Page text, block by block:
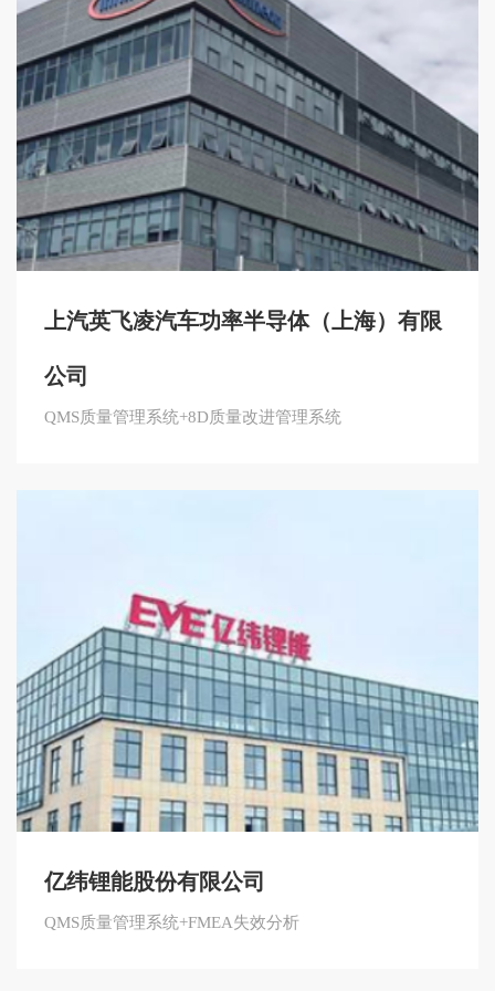
上汽英飞凌汽车功率半导体（上海）有限
公司
QMS质量管理系统+8D质量改进管理系统
亿纬锂能股份有限公司
QMS质量管理系统+FMEA失效分析